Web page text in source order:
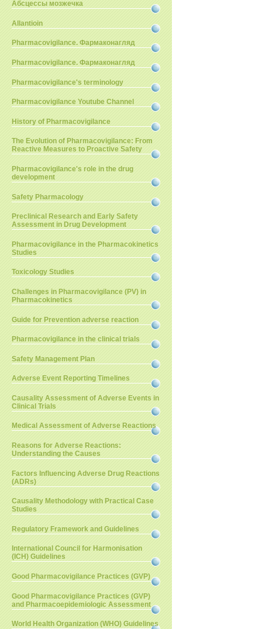
Абсцессы мозжечка
Allantioin
Pharmacovigilance. Фармаконагляд
Pharmacovigilance. Фармаконагляд
Pharmacovigilance's terminology
Pharmacovigilance Youtube Channel
History of Pharmacovigilance
The Evolution of Pharmacovigilance: From
Reactive Measures to Proactive Safety
Pharmacovigilance's role in the drug
development
Safety Pharmacology
Preclinical Research and Early Safety
Assessment in Drug Development
Pharmacovigilance in the Pharmacokinetics
Studies
Toxicology Studies
Challenges in Pharmacovigilance (PV) in
Pharmacokinetics
Guide for Prevention adverse reaction
Pharmacovigilance in the clinical trials
Safety Management Plan
Adverse Event Reporting Timelines
Causality Assessment of Adverse Events in
Clinical Trials
Medical Assessment of Adverse Reactions
Reasons for Adverse Reactions:
Understanding the Causes
Factors Influencing Adverse Drug Reactions
(ADRs)
Causality Methodology with Practical Case
Studies
Regulatory Framework and Guidelines
International Council for Harmonisation
(ICH) Guidelines
Good Pharmacovigilance Practices (GVP)
Good Pharmacovigilance Practices (GVP)
and Pharmacoepidemiologic Assessment
World Health Organization (WHO) Guidelines